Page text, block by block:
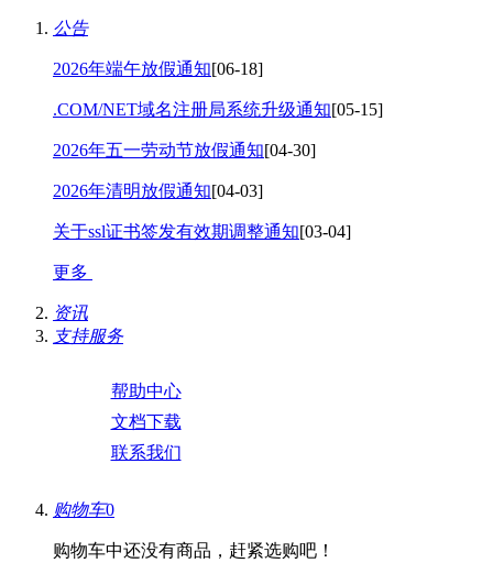
公告
2026年端午放假通知[06-18]
.COM/NET域名注册局系统升级通知[05-15]
2026年五一劳动节放假通知[04-30]
2026年清明放假通知[04-03]
关于ssl证书签发有效期调整通知[03-04]
更多
资讯
支持服务
帮助中心
文档下载
联系我们
购物车0
购物车中还没有商品，赶紧选购吧！